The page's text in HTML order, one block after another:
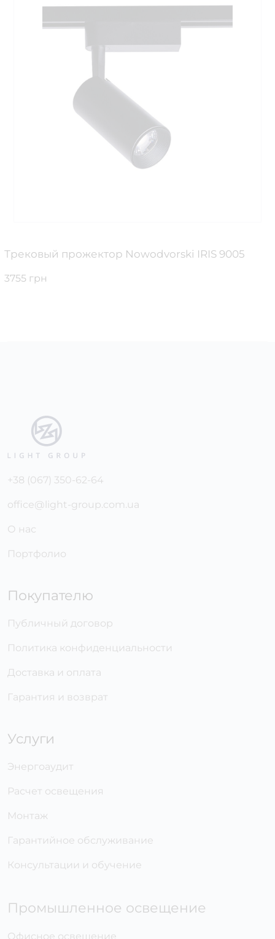
Трековый прожектор Nowodvorski IRIS 9005
3755 грн
+38 (067) 350-62-64
office@light-group.com.ua
О нас
Портфолио
Покупателю
Публичный договор
Политика конфиденциальности
Доставка и оплата
Гарантия и возврат
Услуги
Энергоаудит
Расчет освещения
Монтаж
Гарантийное обслуживание
Консультации и обучение
Промышленное освещение
Офисное освещение